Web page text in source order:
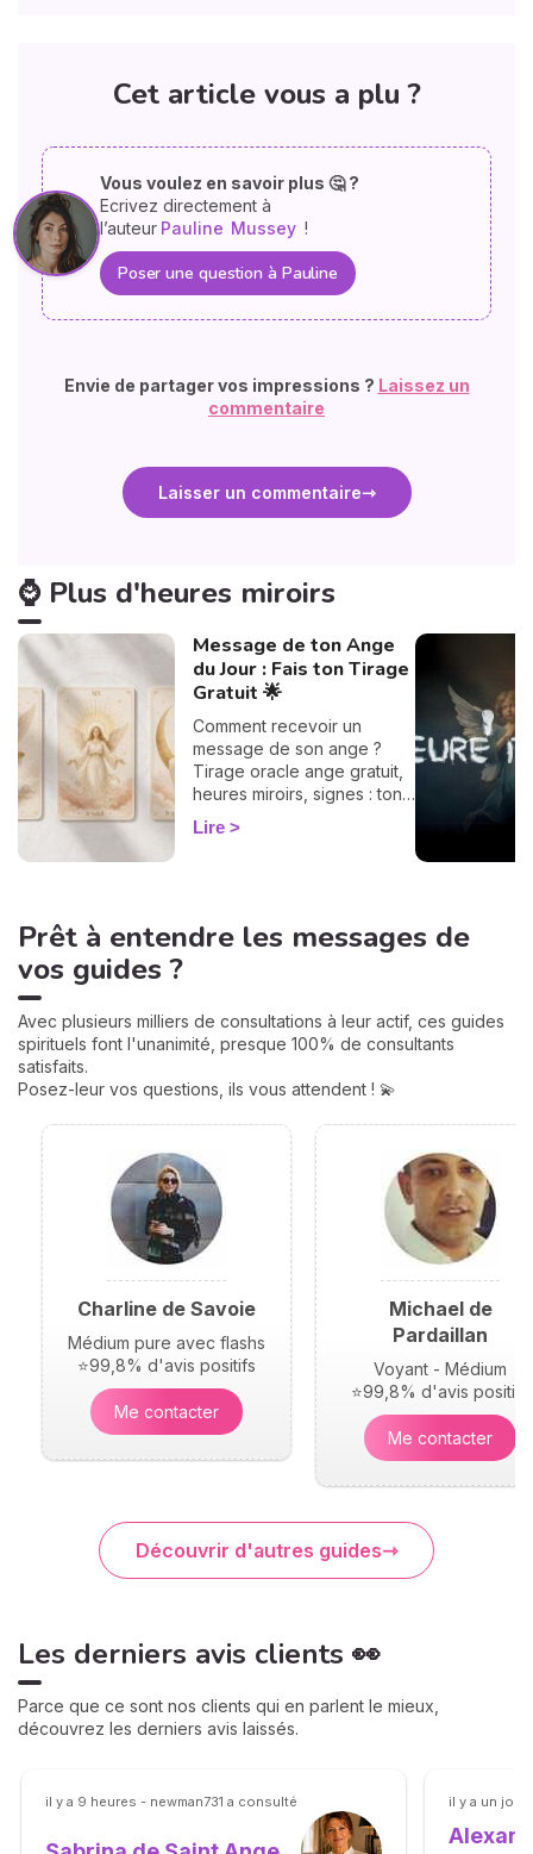
Cet article vous a plu ?
Vous voulez en savoir plus 🤔 ?
Ecrivez directement à
l’auteur Pauline Mussey !
Poser une question à Pauline
Envie de partager vos impressions ? Laissez un
commentaire
Laisser un commentaire
⌚ Plus d'heures miroirs
Message de ton Ange
du Jour : Fais ton Tirage
Gratuit 🌟
Comment recevoir un
message de son ange ?
Tirage oracle ange gratuit,
heures miroirs, signes : ton
guide flash pour décoder ta
guidance du jour.
Lire
Prêt à entendre les messages de
vos guides ?
Avec plusieurs milliers de consultations à leur actif, ces guides
spirituels font l'unanimité, presque 100% de consultants
satisfaits.
Posez-leur vos questions, ils vous attendent ! 💫
Charline de Savoie
Médium pure avec flashs
⭐99,8% d'avis positifs
Me contacter
Michael de
Pardaillan
Voyant - Médium
⭐99,8% d'avis positifs
Me contacter
Découvrir d'autres guides
Les derniers avis clients 👀
Parce que ce sont nos clients qui en parlent le mieux,
découvrez les derniers avis laissés.
il y a 9 heures - newman731 a consulté il y a un